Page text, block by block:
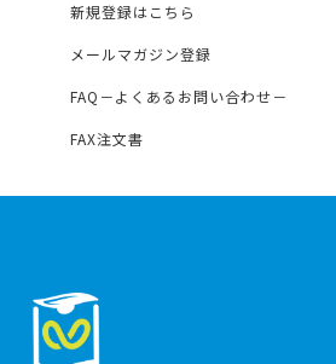
新規登録はこちら
メールマガジン登録
FAQ－よくあるお問い合わせ－
FAX注文書